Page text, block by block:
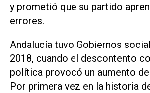
y prometió que su partido
errores.
Andalucía ‌tuvo Gobiernos
2018, cuando el descontento
política provocó un aumento
Por primera vez ‌en la historia